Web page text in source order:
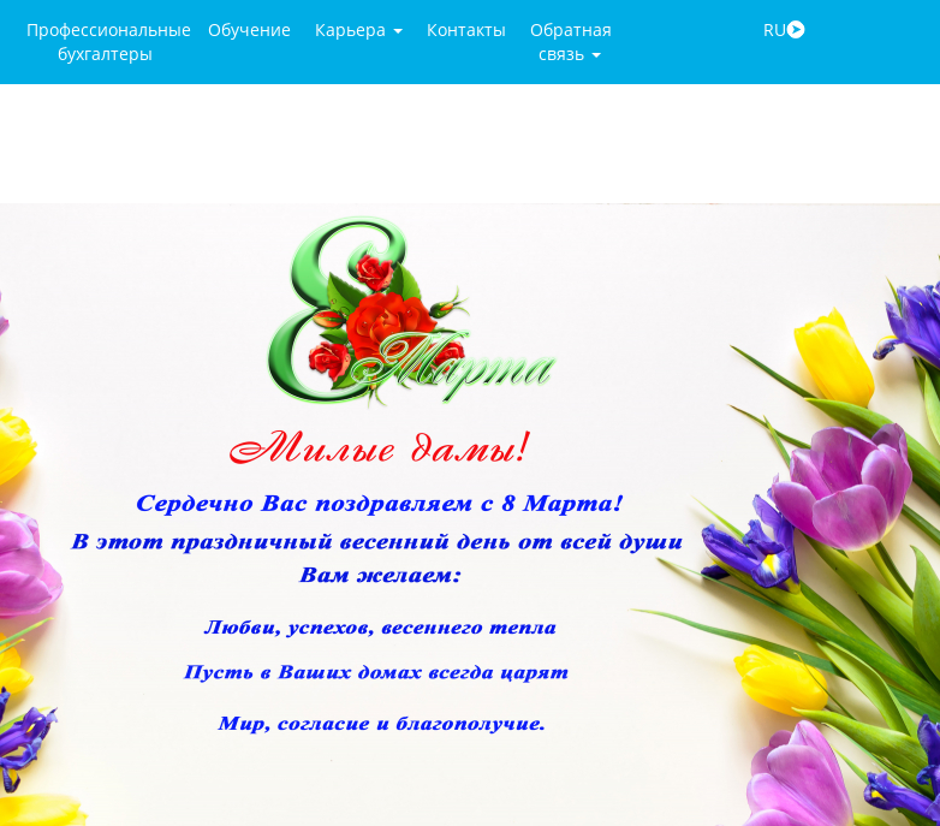
Профессиональные
бухгалтеры
Обучение Карьера Контакты
Обратная
связь
RU